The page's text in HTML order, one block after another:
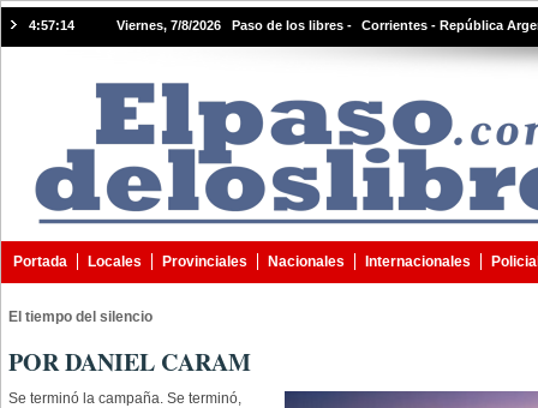
4:57:15 Viernes, 7/8/2026 Paso de los libres - Corrientes - República
Portada Locales Provinciales Nacionales Internacionales
El tiempo del silencio
POR DANIEL CARAM
Se terminó la campaña. Se terminó,